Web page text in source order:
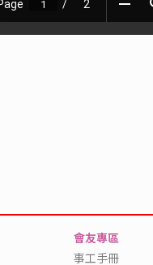
會友專區
事工手冊